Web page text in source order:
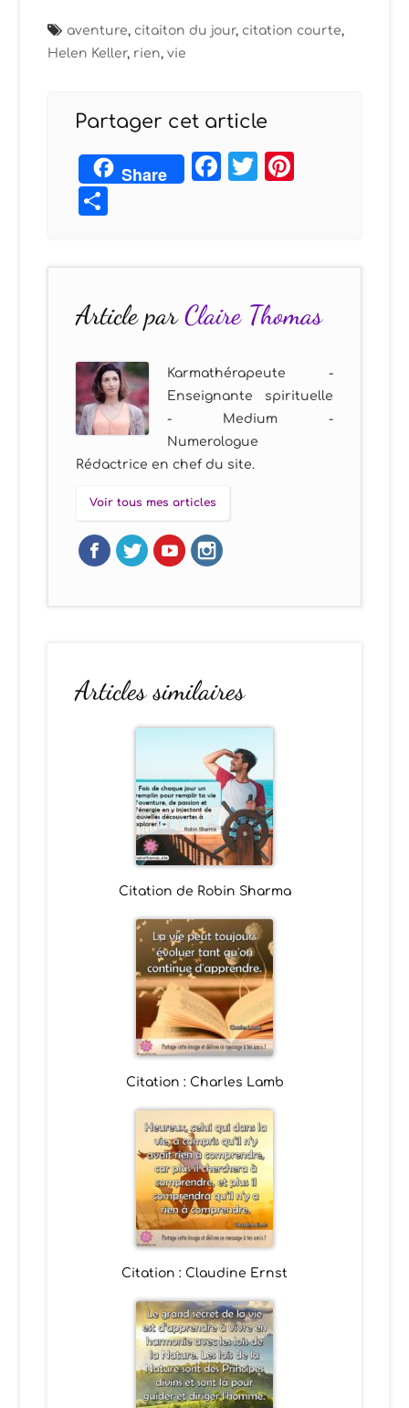
aventure, citaiton du jour, citation courte,
Helen Keller, rien,vie
Partager cet article
Share Facebook
Twitter
Article parClaire Thomas
Karmathérapeute -
Enseignante spirituelle
- Medium -
Numerologue
Rédactrice en chef du site.
Voir tous mes articles
Articles similaires
Citation de Robin Sharma
Citation : Charles Lamb
Citation : Claudine Ernst